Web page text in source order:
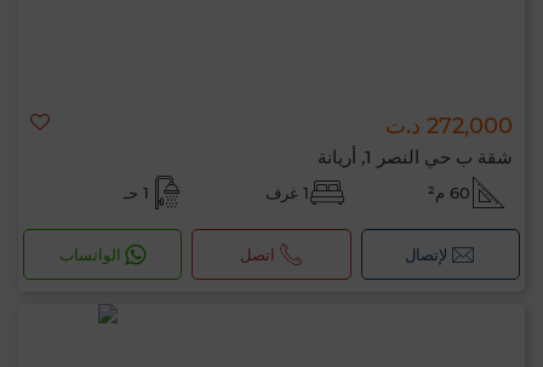
272,000 د.ت
شقة ب حي النصر 1, أريانة
60 م² 1 غرف 1 حـ
لإتصال اتصل الواتساب